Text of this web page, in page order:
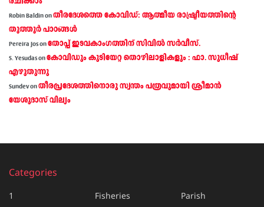
Robin Baldinonതീരദേശത്തെ കോവിഡ്: ആത്മീയ രാഷ്ട്രീയത്തിന്റെ
തൂത്തൂര്‍ പാഠങ്ങൾ
Pereira Josonതോപ്പ് ഇടവകാംഗത്തിന് സിവിൽ സർവീസ്.
S. Yesudasonകോവിഡും കുടിയേറ്റ തൊഴിലാളികളും : ഫാ. സുധീഷ്
എഴുതുന്നു
Sundevonതീരപ്രദേശത്തിനൊരു സ്വന്തം പത്രവുമായി ശ്രീമാന്‍
യേശുദാസ് വില്യം
Categories
1
Fisheries
Parish